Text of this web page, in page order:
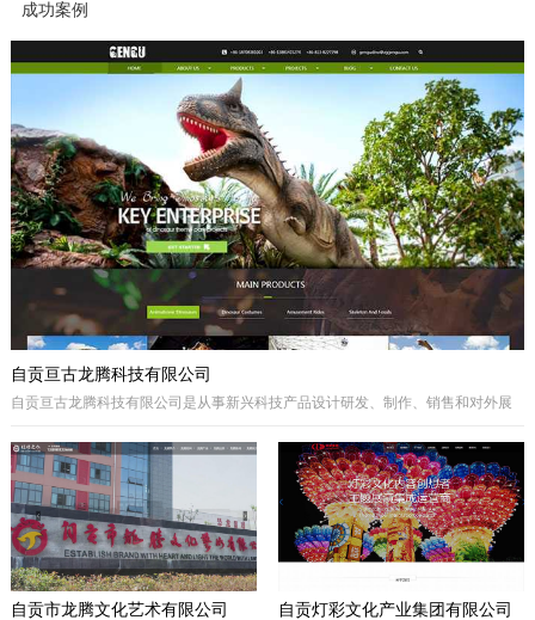
成功案例
More
自贡亘古龙腾科技有限公司
自贡亘古龙腾科技有限公司是从事新兴科技产品设计研发、制作、销售和对外展
架、仿真远古植物、埋藏挖掘现场和行走恐龙服等仿真产品，现已成为行业内的
领军企业。
自贡灯彩文化产业集团有限公司
自贡市龙腾文化艺术有限公司